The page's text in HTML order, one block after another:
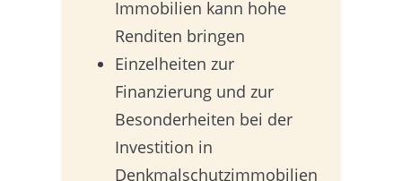
Immobilien kann hohe
Renditen bringen
Einzelheiten zur
Finanzierung und zur
Besonderheiten bei der
Investition in
Denkmalschutzimmobilien